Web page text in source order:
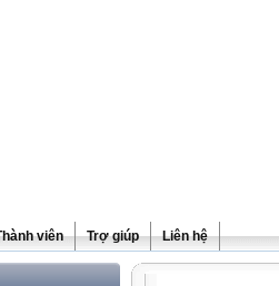
viên Trợ giúp Liên hệ